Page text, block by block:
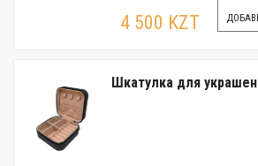
4 500 KZT
Шкатулка для